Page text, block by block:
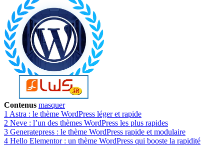
Contenus masquer
1 Astra : le thème WordPress léger et rapide
2 Neve : l’un des thèmes WordPress les plus rapides
3 Generatepress : le thème WordPress rapide et modulaire
4 Hello Elementor : un thème WordPress qui booste la rapidité